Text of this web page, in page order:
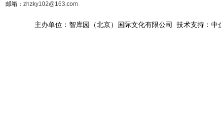
邮箱： zhzky102@163.com
主办单位：智库园（北京）国际文化有限公司 技术支持：